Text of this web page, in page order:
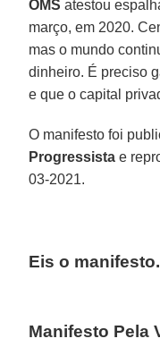
OMS atestou
março, em 2020.
mas o mundo
dinheiro. É preciso
e que o capital
O manifesto foi
Progressista e
03-2021.
Eis o manifesto.
Manifesto Pela